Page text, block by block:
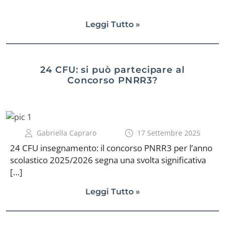
Leggi Tutto »
24 CFU: si può partecipare al
Concorso PNRR3?
Gabriella Capraro 17 Settembre 2025
24 CFU insegnamento: il concorso PNRR3 per l’anno
scolastico 2025/2026 segna una svolta significativa
[…]
Leggi Tutto »